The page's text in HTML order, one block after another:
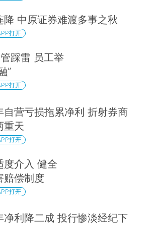
降 中原证券难渡多事之秋
打开
踩雷 员工举
”
打开
自营亏损拖累净利 折射券商
重天
打开
度介入 健全
赔偿制度
打开
净利降二成 投行惨淡经纪下